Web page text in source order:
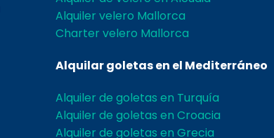
Alquiler velero Mallorca
Charter velero Mallorca
Alquilar goletas en el Mediterráneo
Alquiler de goletas en Turquía
Alquiler de goletas en Croacia
Alquiler de goletas en Grecia